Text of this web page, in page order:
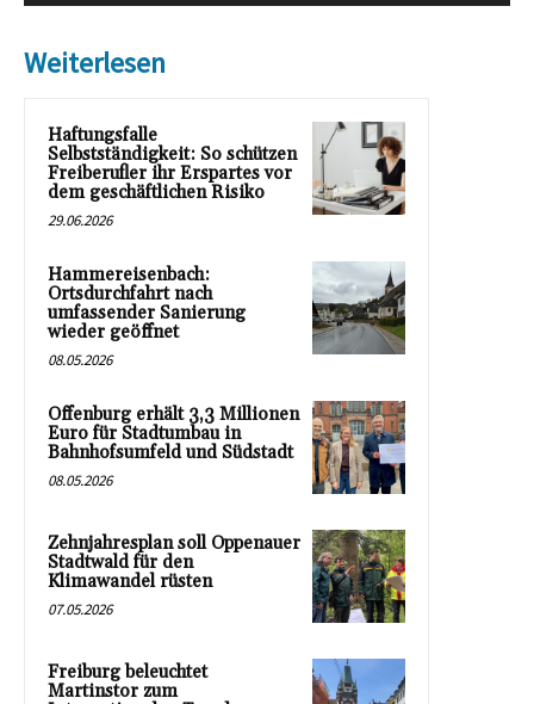
Weiterlesen
Haftungsfalle
Selbstständigkeit: So schützen
Freiberufler ihr Erspartes vor
dem geschäftlichen Risiko
29.06.2026
Hammereisenbach:
Ortsdurchfahrt nach
umfassender Sanierung
wieder geöffnet
08.05.2026
Offenburg erhält 3,3 Millionen
Euro für Stadtumbau in
Bahnhofsumfeld und Südstadt
08.05.2026
Zehnjahresplan soll Oppenauer
Stadtwald für den
Klimawandel rüsten
07.05.2026
Freiburg beleuchtet
Martinstor zum